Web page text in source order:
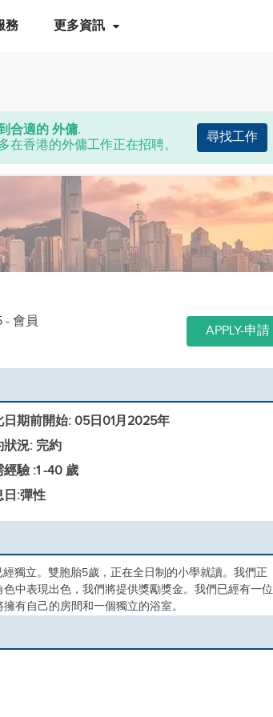
務 更多資訊
合適的 外傭.
在香港的外傭工作正在招聘。
尋找工作
- 會員
APPLY-申請
日期前開始: 05日01月2025年
狀況: 完約
經驗 :1 -40 歲
日:彈性
獨立。雙胞胎5歲，正在全日制的小學就讀。我們正
中表現出色，我們將提供獎勵獎金。我們已經有一位
有自己的房間和一個獨立的浴室。